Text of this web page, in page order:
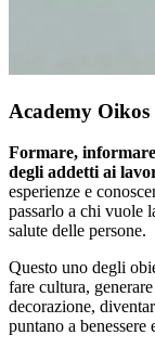
Academy Oikos
Formare,
degli addetti ai
esperienze e
passarlo a chi vuole
salute delle persone.
Questo uno degli
fare cultura,
decorazione,
puntano a benessere